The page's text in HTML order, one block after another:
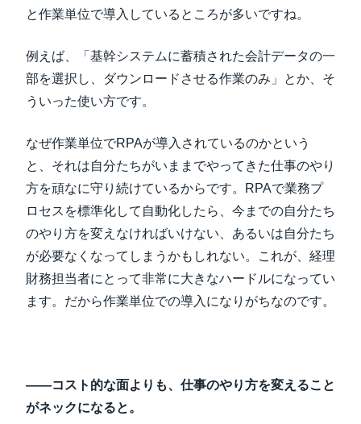
と作業単位で導入しているところが多いですね。
例えば、「基幹システムに蓄積された会計データの一
部を選択し、ダウンロードさせる作業のみ」とか、そ
ういった使い方です。
なぜ作業単位でRPAが導入されているのかという
と、それは自分たちがいままでやってきた仕事のやり
方を頑なに守り続けているからです。RPAで業務プ
ロセスを標準化して自動化したら、今までの自分たち
のやり方を変えなければいけない、あるいは自分たち
が必要なくなってしまうかもしれない。これが、経理
財務担当者にとって非常に大きなハードルになってい
ます。だから作業単位での導入になりがちなのです。
――コスト的な面よりも、仕事のやり方を変えること
がネックになると。